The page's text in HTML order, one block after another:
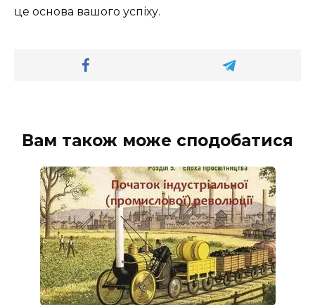
це основа вашого успіху.
Вам також може сподобатися